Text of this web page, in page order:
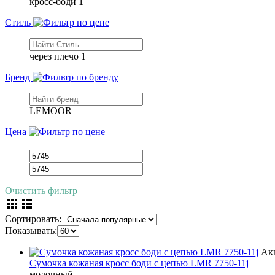
Стиль
через плечо 1
Бренд
LEMOOR
Цена
Очистить фильтр
Сортировать:
Показывать:
Сумочка кожаная кросс боди с цепью LMR 7750-11j